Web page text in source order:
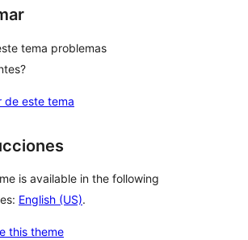
tema problemas
de este tema
is available in the following
English (US).
this theme